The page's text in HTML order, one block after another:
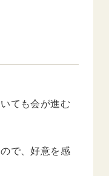
ても会が進む
で、好意を感